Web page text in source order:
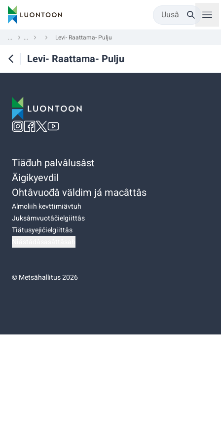
Uusâ
... ... Levi- Raattama- Pulju
Levi- Raattama- Pulju
Tiäđuh palvâlusâst
Äigikyevdil
Ohtâvuođâ väldim já macâttâs
Almoliih kevttimiävtuh
Juksâmvuotâčielgiittâs
Tiätusyejičielgiittâs
©Metsähallitus 2026